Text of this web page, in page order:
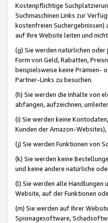
Kostenpflichtige
Suchmaschinen Links zur
kostenfreien Suchergebnissen)
auf Ihre Website leiten und
(g) Sie werden natürlichen
Form von Geld, Rabatten,
beispielsweise keine Prämien-
Partner-Links zu besuchen.
(h) Sie werden die Inhalte von
abfangen, aufzeichnen,
(i) Sie werden keine
Kunden der Amazon-
(j) Sie werden Funktionen von
(k) Sie werden keine
und keine andere natürliche
(l) Sie werden alle Handlungen
Website, auf der Funktionen
(m) Sie werden auf Ihrer
Spionagesoftware,